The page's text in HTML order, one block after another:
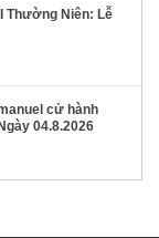
Thường Niên: Lễ
cử hành
04.8.2026